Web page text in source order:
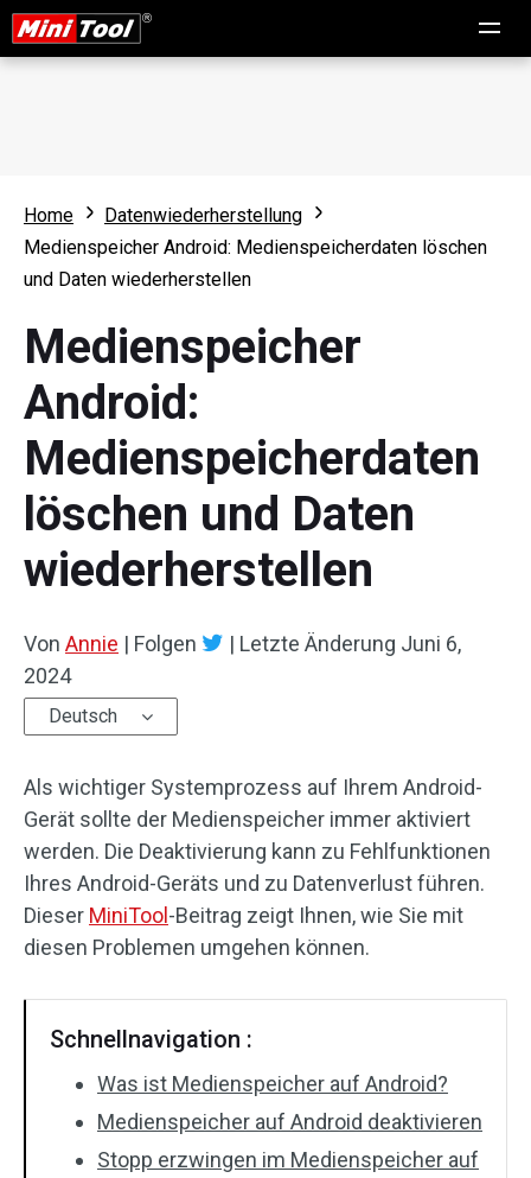
Home
Datenwiederherstellung
Medienspeicher Android: Medienspeicherdaten löschen
und Daten wiederherstellen
Medienspeicher
Android:
Medienspeicherdaten
löschen und Daten
wiederherstellen
Von Annie | Folgen | Letzte Änderung Juni 6,
2024
Deutsch
Als wichtiger Systemprozess auf Ihrem Android-
Gerät sollte der Medienspeicher immer aktiviert
werden. Die Deaktivierung kann zu Fehlfunktionen
Ihres Android-Geräts und zu Datenverlust führen.
Dieser MiniTool -Beitrag zeigt Ihnen, wie Sie mit
diesen Problemen umgehen können.
Schnellnavigation :
Was ist Medienspeicher auf Android?
Medienspeicher auf Android deaktivieren
Stopp erzwingen im Medienspeicher auf